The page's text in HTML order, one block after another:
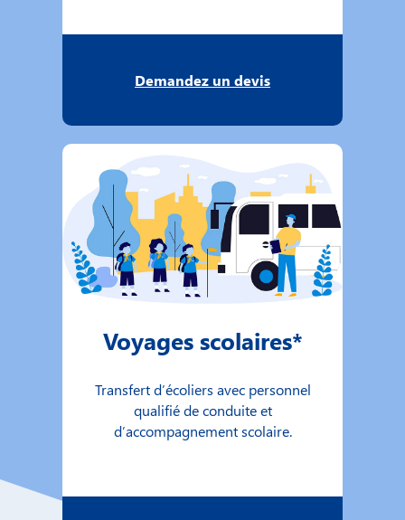
Demandez un devis
Voyages scolaires*
Transfert d’écoliers avec personnel
qualifié de conduite et
d’accompagnement scolaire.